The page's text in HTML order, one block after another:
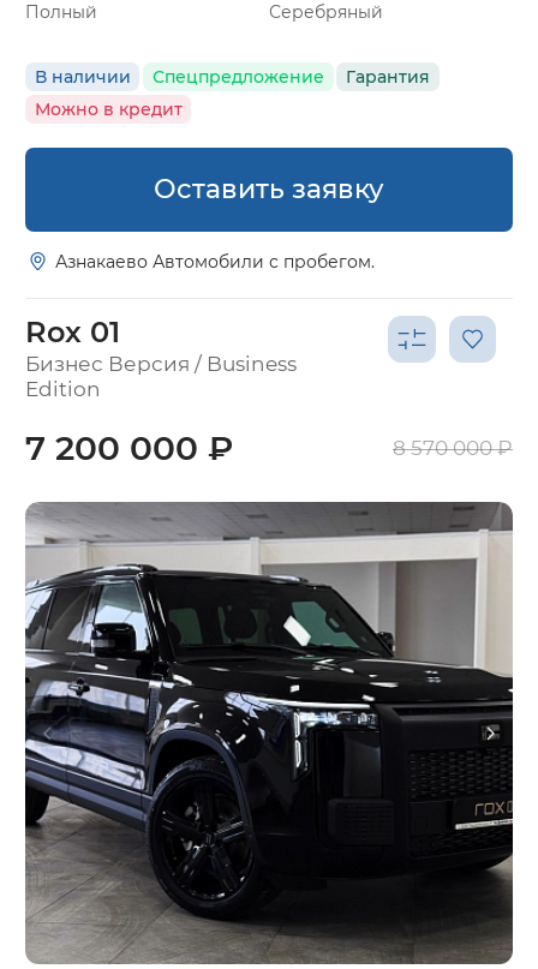
Полный
Серебряный
В наличии Спецпредложение
Гарантия
Можно в кредит
Оставить заявку
Азнакаево Автомобили с пробегом.
Rox 01
Бизнес Версия / Business
Edition
7 200 000 ₽ 8 570 000 ₽